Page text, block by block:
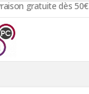
gratuite dès 50€